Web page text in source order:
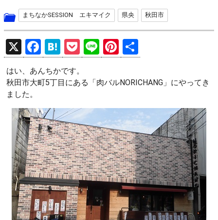
まちなかSESSION エキマイク 県央 秋田市
X
F
a
ce
o
o
k
H
at
e
a
P
o
ck
Li
n
e
Pi
nt
er
t
有
はい、あんちかです。
秋田市大町5丁目にある「肉バルNORICHANG」にやってき
ました。